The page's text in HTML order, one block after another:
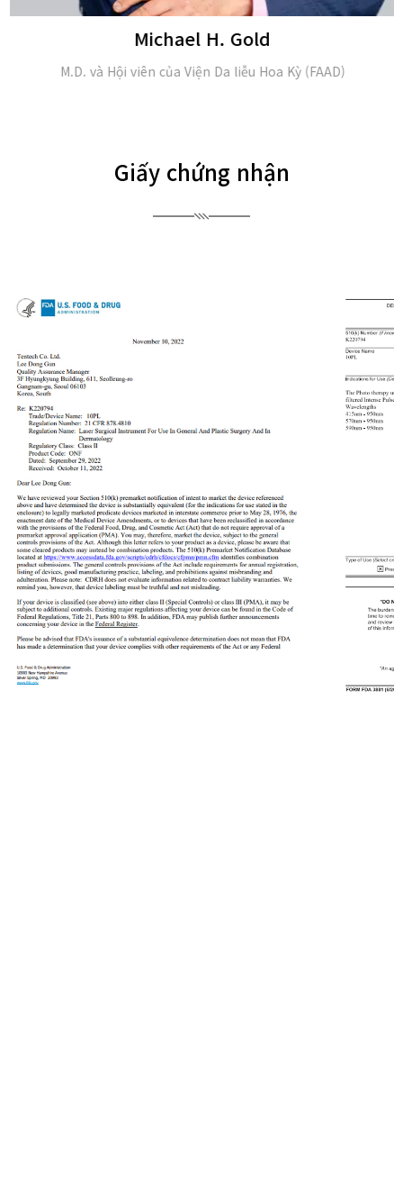
Michael H. Gold
M.D. và Hội viên của Viện Da liễu Hoa Kỳ (FAAD)
Giấy chứng nhận